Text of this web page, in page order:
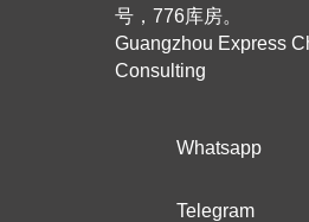
Whatsapp
Telegram
号，776库房。
Guangzhou Express
Consulting